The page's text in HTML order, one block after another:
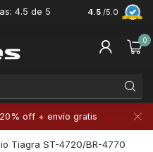
4.5 de 5 4.5 /5.0
0
off + envío gratis
Tiagra ST-4720/BR-4770